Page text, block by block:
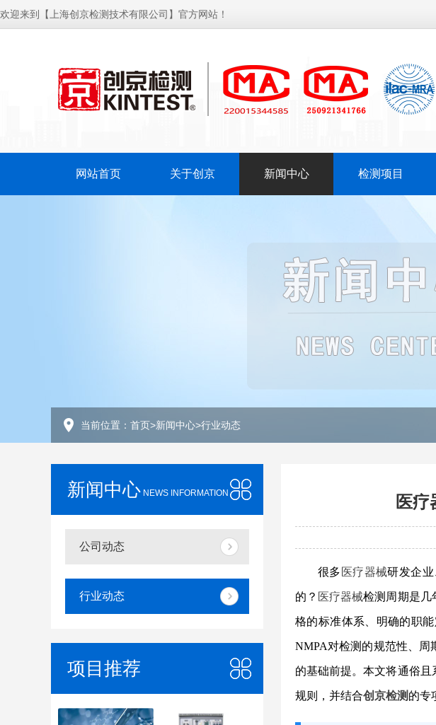
欢迎来到【上海创京检测技术有限公司】官方网站！
网站首页 关于创京 新闻中心 检测项目
当前位置： 首页>新闻中心>行业动态
新闻中心 NEWS INFORMATION
公司动态
行业动态
项目推荐
医疗
很多 医疗器械研发企
的？ 医疗器械检测周期是几
格的标准体系、明确的职
NMPA对检测的规范性、周
的基础前提。本文将通俗
规则，并结合创京检测 的专